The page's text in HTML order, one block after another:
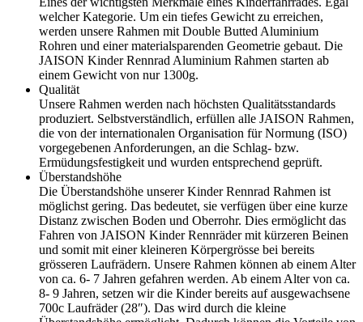
welcher Kategorie. Um ein tiefes Gewicht zu erreichen,
werden unsere Rahmen mit Double Butted Aluminium
Rohren und einer materialsparenden Geometrie gebaut. Die
JAISON Kinder Rennrad Aluminium Rahmen starten ab
einem Gewicht von nur 1300g.
Qualität
Unsere Rahmen werden nach höchsten Qualitätsstandards
produziert. Selbstverständlich, erfüllen alle JAISON Rahmen,
die von der internationalen Organisation für Normung (ISO)
vorgegebenen Anforderungen, an die Schlag- bzw.
Ermüdungsfestigkeit und wurden entsprechend geprüft.
Überstandshöhe
Die Überstandshöhe unserer Kinder Rennrad Rahmen ist
möglichst gering. Das bedeutet, sie verfügen über eine kurze
Distanz zwischen Boden und Oberrohr. Dies ermöglicht das
Fahren von JAISON Kinder Rennräder mit kürzeren Beinen
und somit mit einer kleineren Körpergrösse bei bereits
grösseren Laufrädern. Unsere Rahmen können ab einem Alter
von ca. 6- 7 Jahren gefahren werden. Ab einem Alter von ca.
8- 9 Jahren, setzen wir die Kinder bereits auf ausgewachsene
700c Laufräder (28″). Das wird durch die kleine